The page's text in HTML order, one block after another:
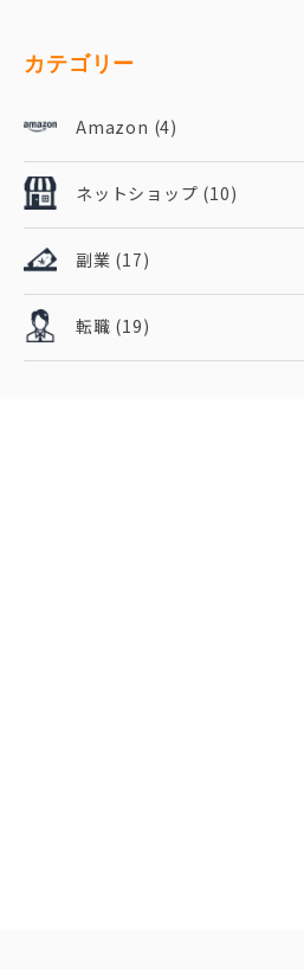
カテゴリー
Amazon (4)
ネットショップ (10)
副業 (17)
転職 (19)